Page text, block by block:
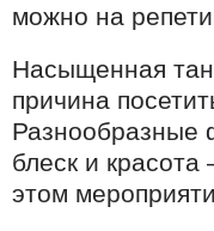
можно на
Насыщенная
причина
Разнообразные
блеск и
этом